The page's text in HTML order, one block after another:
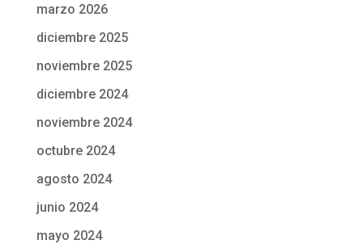
marzo 2026
diciembre 2025
noviembre 2025
diciembre 2024
noviembre 2024
octubre 2024
agosto 2024
junio 2024
mayo 2024